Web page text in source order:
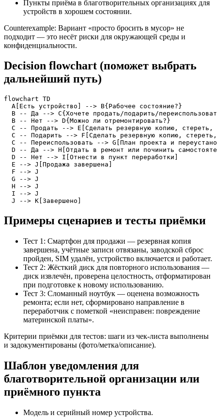
Пункты приёма в благотворительных организациях для
устройств в хорошем состоянии.
Counterexample: Вариант «просто бросить в мусор» не
подходит — это несёт риски для окружающей среды и
конфиденциальности.
Decision flowchart (поможет выбрать
дальнейший путь)
flowchart TD
  A[Есть устройство] --> B{Рабочее состояние?}
B -- Да --> C{Хочете продать/подарить/
  B -- Нет --> D{Можно ли отремонтировать?}
C -- Продать --> E[Сделать резервную копию, стереть,
C -- Подарить --> F[Сделать резервную копию,
C -- Переиспользовать --> G[План проекта и
D -- Да --> H[Отдать в ремонт или починить
  D -- Нет --> I[Отнести в пункт переработки]
  E --> J[Продажа завершена]
  F --> J
  G --> J
  H --> J
  I --> J
  J --> K[Завершено]
Примеры сценариев и тесты приёмки
Тест 1: Смартфон для продажи — резервная копия
завершена, учётные записи отвязаны, заводской сброс
пройден, SIM удалён, устройство включается и работает.
Тест 2: Жёсткий диск для повторного использования —
диск извлечён, проверена целостность, отформатирован
при подготовке к новому использованию.
Тест 3: Сломанный ноутбук — оценена возможность
ремонта; если нет, сформировано направление в
переработчик с пометкой «неисправен: повреждение
материнской платы».
Критерии приёмки для тестов: шаги из чек‑листа выполнены
и задокументированы (фото/метка/описание).
Шаблон уведомления для
благотворительной организации или
приёмного пункта
Модель и серийный номер устройства.